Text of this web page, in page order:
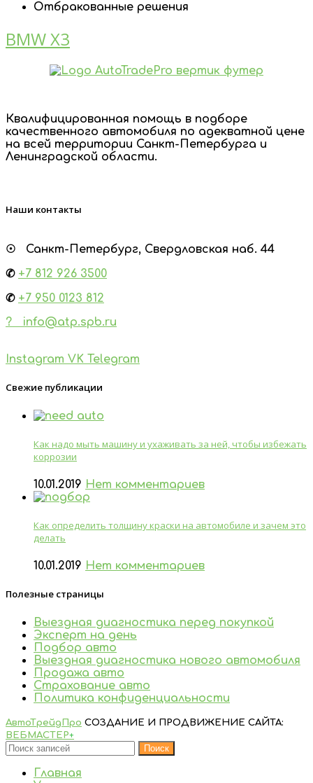
Отбракованные решения
BMW X3
Квалифицированная помощь в подборе
качественного автомобиля по адекватной цене
на всей территории Санкт-Петербурга и
Ленинградской области.
Наши контакты
☉ Санкт-Петербург, Свердловская наб. 44
✆ +7 812 926 3500
✆ +7 950 0123 812
? info@atp.spb.ru
Instagram VK Telegram
Свежие публикации
Как надо мыть машину и ухаживать за ней, чтобы избежать
коррозии
10.01.2019 Нет комментариев
Как определить толщину краски на автомобиле и зачем это
делать
10.01.2019 Нет комментариев
Полезные страницы
Выездная диагностика перед покупкой
Эксперт на день
Подбор авто
Выездная диагностика нового автомобиля
Продажа авто
Страхование авто
Политика конфиденциальности
АвтоТрейдПро СОЗДАНИЕ И ПРОДВИЖЕНИЕ САЙТА:
ВЕБМАСТЕР+
Поиск
Главная